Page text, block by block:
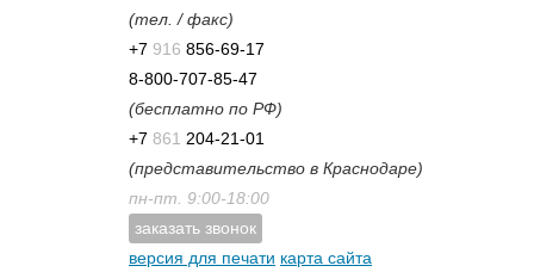
(тел. / факс)
+7 916 856-69-17
8-800-707-85-47
(бесплатно по РФ)
+7 861 204-21-01
(представительство в Краснодаре)
пн-пт. 9:00-18:00
заказать звонок
версия для печати карта сайта